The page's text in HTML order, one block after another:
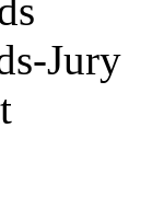
Jury